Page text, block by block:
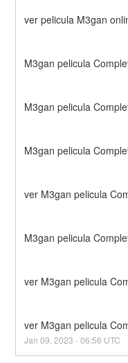
ver pelicula M3gan
M3gan pelicula
M3gan pelicula
M3gan pelicula
ver M3gan pelicula
M3gan pelicula
ver M3gan pelicula
ver M3gan pelicula
Jan09 ,2023 -06:56 UTC